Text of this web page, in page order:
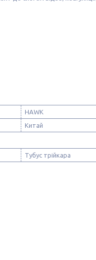
HAWK
Китай
Тубус трійкара